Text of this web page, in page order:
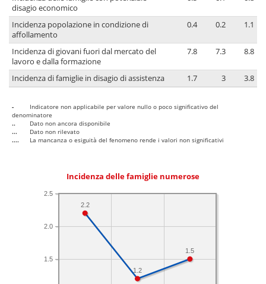
disagio economico
Incidenza popolazione in condizione di
affollamento
0.4 0.2 1.1
Incidenza di giovani fuori dal mercato del
lavoro e dalla formazione
7.8 7.3 8.8
Incidenza di famiglie in disagio di assistenza 1.7 3 3.8
-
Indicatore non applicabile per valore nullo o poco significativo del
denominatore
..
Dato non ancora disponibile
...
Dato non rilevato
....
La mancanza o esiguità del fenomeno rende i valori non significativi
Incidenza delle famiglie numerose
1.5
2.0
2.5
1.5
1.2
2.2